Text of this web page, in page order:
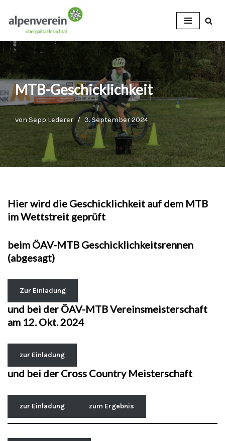
Zum
Inhalt
MTB-Geschicklichkeit
von Sepp Lederer 3. September 2024
Hier wird die Geschicklichkeit auf dem MTB
im Wettstreit geprüft
beim ÖAV-MTB Geschicklichkeitsrennen
(abgesagt)
Zur Einladung
und bei der ÖAV-MTB Vereinsmeisterschaft
am 12. Okt. 2024
zur Einladung
und bei der Cross Country Meisterschaft
zur Einladung zum Ergebnis